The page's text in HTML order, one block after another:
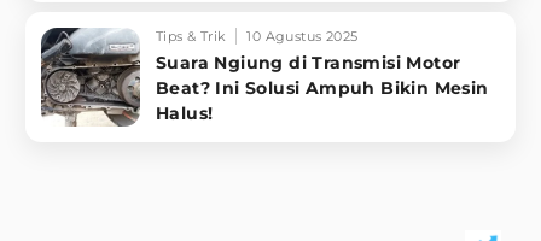
Tips & Trik 10 Agustus 2025
Suara Ngiung di Transmisi Motor
Beat? Ini Solusi Ampuh Bikin Mesin
Halus!